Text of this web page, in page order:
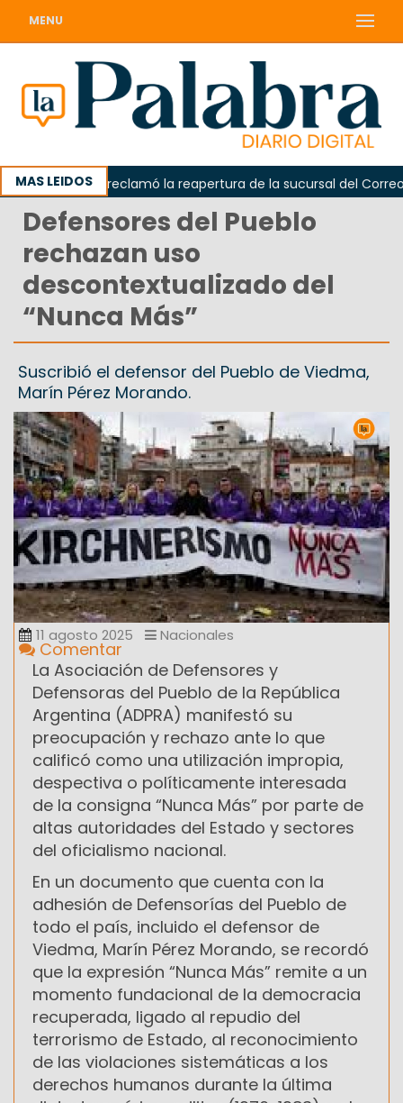
MENU
MAS LEIDOS
Odarda reclamó la reapertura de la sucursal del Correo
Defensores del Pueblo
rechazan uso
descontextualizado del
“Nunca Más”
Suscribió el defensor del Pueblo de Viedma,
Marín Pérez Morando.
11 agosto 2025 Nacionales
Comentar
La Asociación de Defensores y
Defensoras del Pueblo de la República
Argentina (ADPRA) manifestó su
preocupación y rechazo ante lo que
calificó como una utilización impropia,
despectiva o políticamente interesada
de la consigna “Nunca Más” por parte de
altas autoridades del Estado y sectores
del oficialismo nacional.
En un documento que cuenta con la
adhesión de Defensorías del Pueblo de
todo el país, incluido el defensor de
Viedma, Marín Pérez Morando, se recordó
que la expresión “Nunca Más” remite a un
momento fundacional de la democracia
recuperada, ligado al repudio del
terrorismo de Estado, al reconocimiento
de las violaciones sistemáticas a los
derechos humanos durante la última